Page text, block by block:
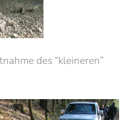
des “kleineren”